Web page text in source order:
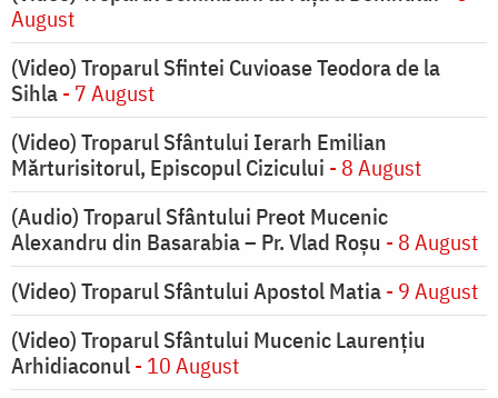
August
(Video) Troparul Sfintei Cuvioase Teodora de la
Sihla- 7 August
(Video) Troparul Sfântului Ierarh Emilian
Mărturisitorul, Episcopul Cizicului - 8 August
(Audio) Troparul Sfântului Preot Mucenic
Alexandru din Basarabia – Pr. Vlad Roșu - 8 August
(Video) Troparul Sfântului Apostol Matia- 9 August
(Video) Troparul Sfântului Mucenic Laurențiu
Arhidiaconul- 10 August